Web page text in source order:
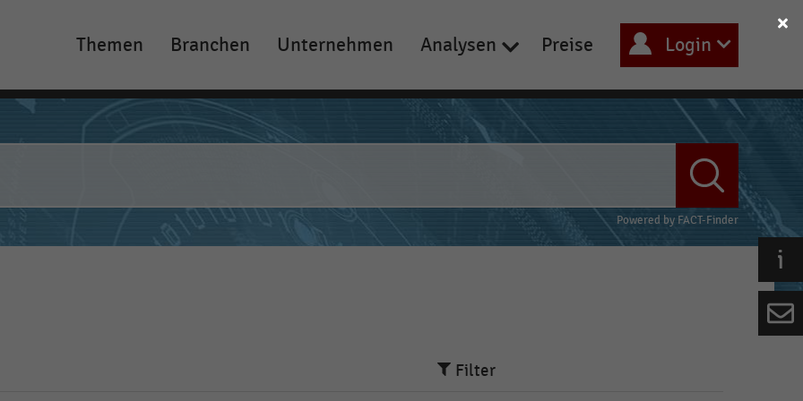
Main
navigation
Themen Branchen Unternehmen Analysen Preise Login
Powered by FACT-Finder
Filter